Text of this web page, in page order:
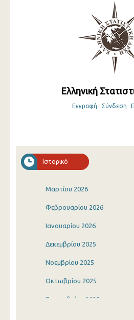
Ελληνική
Εγγραφή Σύνδεση
Ιστορικό
Μαρτίου 2026
Φεβρουαρίου 2026
Ιανουαρίου 2026
Δεκεμβρίου 2025
Νοεμβρίου 2025
Οκτωβρίου 2025
Σεπτεμβρίου 2025